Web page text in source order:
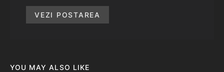
VEZI POSTAREA
YOU MAY ALSO LIKE